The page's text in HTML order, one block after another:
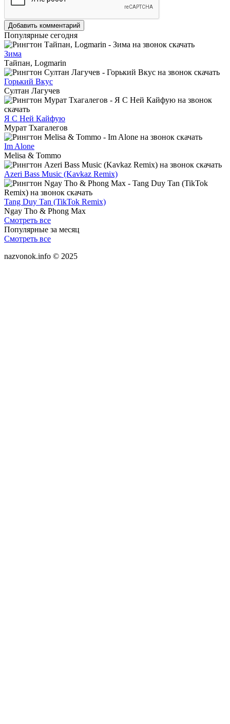
Добавить комментарий
Популярные сегодня
Зима
Тайпан, Logmarin
Горький Вкус
Султан Лагучев
Я С Ней Кайфую
Мурат Тхагалегов
Im Alone
Melisa & Tommo
Azeri Bass Music (Kavkaz Remix)
Tang Duy Tan (TikTok Remix)
Ngay Tho & Phong Max
Смотреть все
Популярные за месяц
Смотреть все
nazvonok.info © 2025